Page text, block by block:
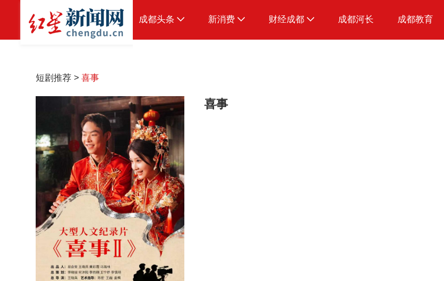
成都头条
国内
头条智造
热点专题
传真机
公示
新消费 财经成都 成都河长 成都教育
短剧推荐 > 喜事
喜事